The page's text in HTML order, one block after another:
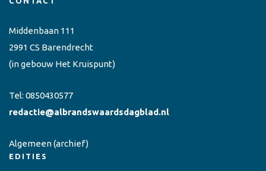
Middenbaan 111
2991 CS Barendrecht
(in gebouw Het Kruispunt)
Tel: 0850430577
redactie@albrandswaardsdagblad.nl
Algemeen(archief)
EDITIES